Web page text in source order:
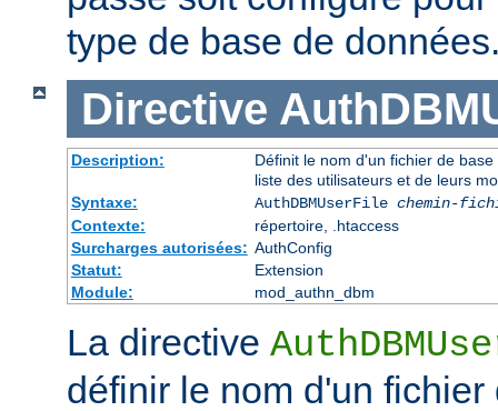
type de base de
Directive
Description:
Définit le nom d'un fichier de
liste des utilisateurs et de leurs
Syntaxe:
AuthDBMUserFile chemin-
Contexte:
répertoire, .htaccess
Surcharges autorisées: AuthConfig
Statut:
Extension
Module:
mod_authn_dbm
La directive
définir le nom d'un